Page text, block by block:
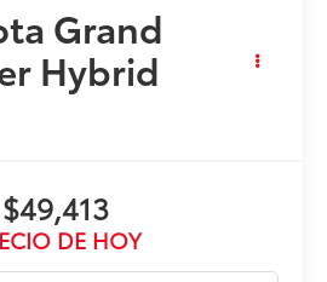
Grand
Hybrid
$49,413
DE HOY